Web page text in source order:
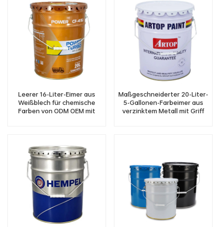
Leerer 16-Liter-Eimer aus
Weißblech für chemische
Farben von ODM OEM mit
Maßgeschneiderter 20-Liter-
5-Gallonen-Farbeimer aus
verzinktem Metall mit Griff